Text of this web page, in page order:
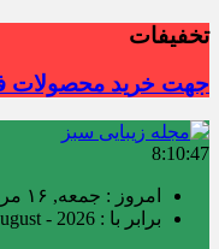
تخفیفات
جهت خرید محصولات
8:10:48
امروز : جمعه, ۱۶ مرداد , ۱۴۰۵
برابر با : Friday - 7 August - 2026